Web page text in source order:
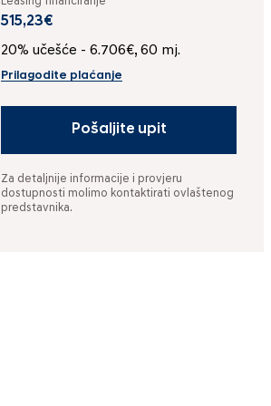
515,23€
20% učešće - 6.706€, 60 mj.
Prilagodite plaćanje
Pošaljite upit
Za detaljnije informacije i provjeru
dostupnosti molimo kontaktirati ovlaštenog
predstavnika.